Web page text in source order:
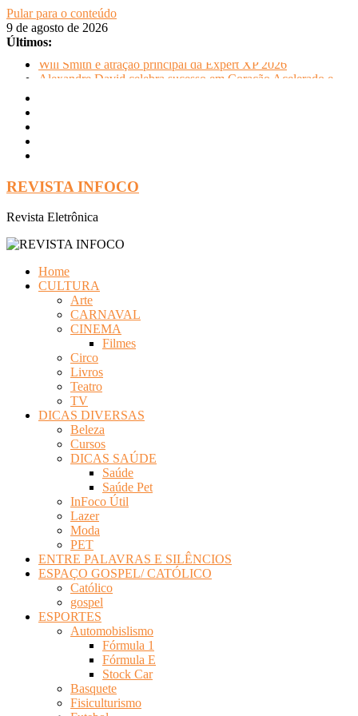
Pular para o conteúdo
9 de agosto de 2026
Últimos:
Will Smith é atração principal da Expert XP 2026
Alexandre David celebra sucesso em Coração Acelerado e
descontração
Oficinas gratuitas no Museu Nacional apresentam o processo
criativo do artista Vik Muniz
REVISTA INFOCO
Revista Eletrônica
Home
CULTURA
Arte
CARNAVAL
CINEMA
Filmes
Circo
Livros
Teatro
TV
DICAS DIVERSAS
Beleza
Cursos
DICAS SAÚDE
Saúde
Saúde Pet
InFoco Útil
Lazer
Moda
PET
ENTRE PALAVRAS E SILÊNCIOS
ESPAÇO GOSPEL/ CATÓLICO
Católico
gospel
ESPORTES
Automobislismo
Fórmula 1
Fórmula E
Stock Car
Basquete
Fisiculturismo